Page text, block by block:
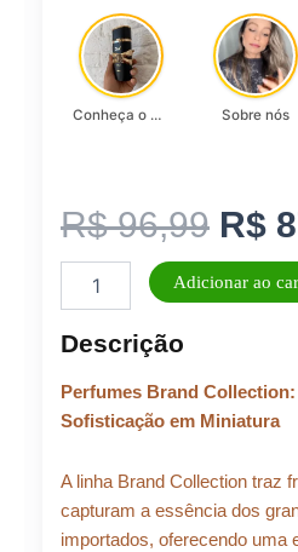
Conheça o Asad, da Lattafa… Sobre nós
R$96,99 O
era:
R$
Feminino
COLLECTION
-
25ML
Adicionar ao
Descrição
Perfumes Brand
Sofisticação em Miniatura
A linha Brand Collection traz
capturam a essência dos
importados, oferecendo uma